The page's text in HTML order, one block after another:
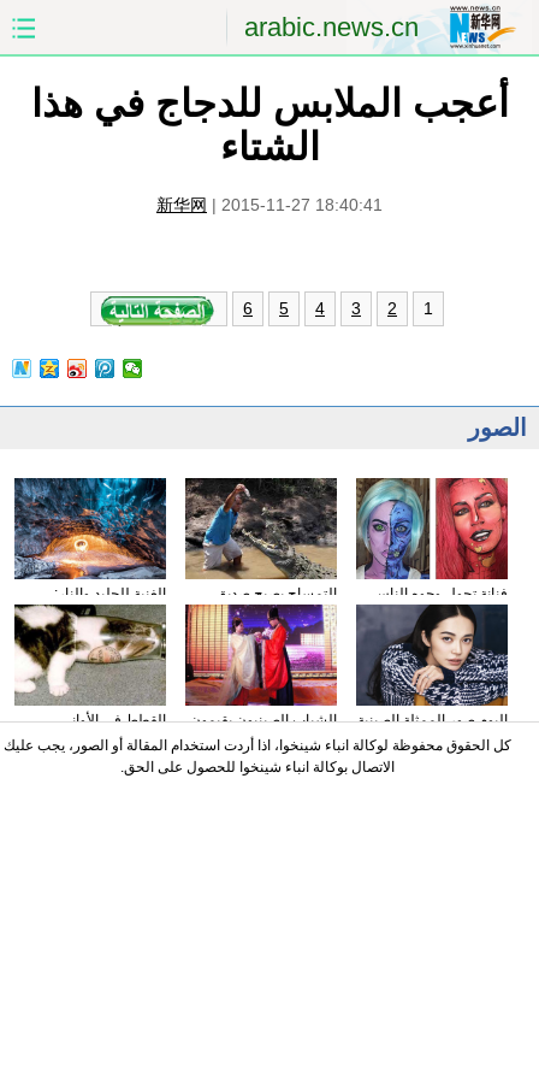
arabic.news.cn
الصين الصفحة الأولى
الاقتصاد
مؤتمر صحفى للخارجية الصور
أعجب الملابس للدجاج في هذا
الشتاء
新华网 | 2015-11-27 18:40:41
1
2
3
4
5
6
الصور
الغنية للجليد والنار:
المصور يلتقط صورا في
الأنهار الجليدية
التمساح يصبح صديق
الناس في كوستا ريكا
فنانة تحول وجوه الناس
إلى الشخصيات الكرتونية
باستخدام الماكياج
القطط في الأواني
الزجاجية
الشباب الصينيون يقيمون
حفل الزفاف وفقا لطريقة
"أسرة هان"
البوم صور الممثلة الصينية
ياو تشن على مجلة
كل الحقوق محفوظة لوكالة انباء شينخوا، اذا أردت استخدام المقالة أو الصور، يجب عليك
الاتصال بوكالة انباء شينخوا للحصول على الحق.